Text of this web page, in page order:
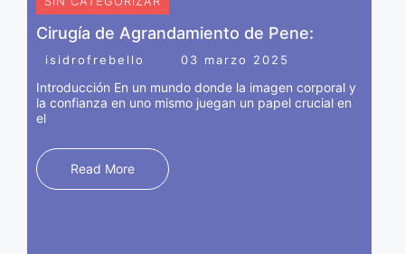
Cirugía de Agrandamiento de Pene:
isidrofrebello 03 marzo 2025
Introducción En un mundo donde la imagen corporal y
la confianza en uno mismo juegan un papel crucial en
el
Read More